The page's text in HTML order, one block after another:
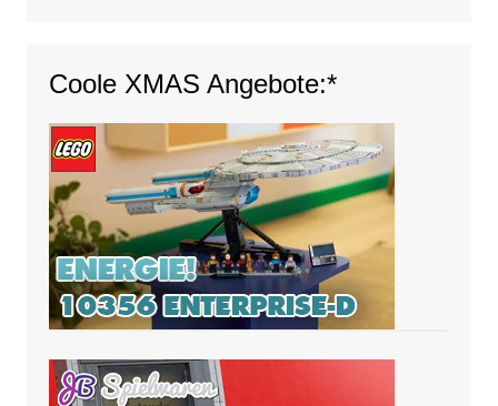
Coole XMAS Angebote:*